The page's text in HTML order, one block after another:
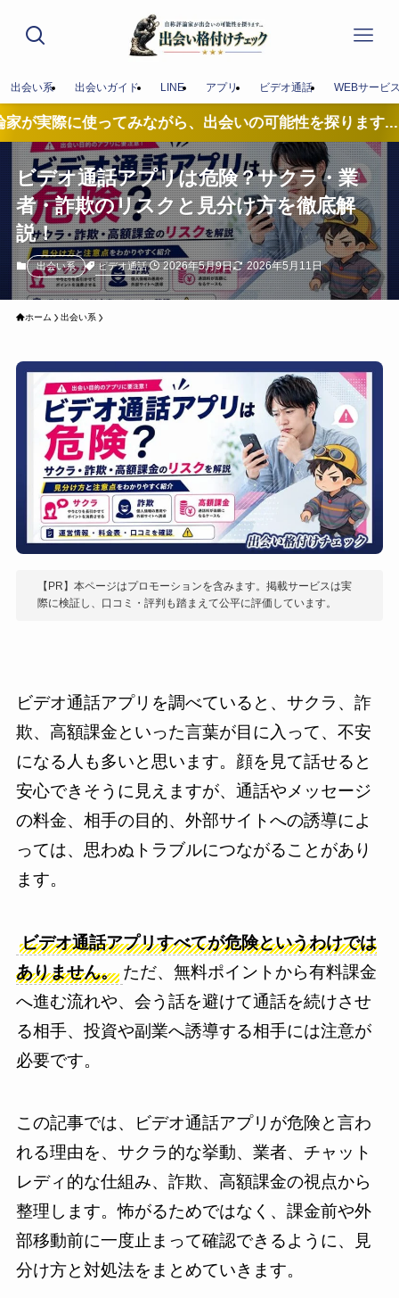
出会い系 出会いガイド LINE アプリ ビデオ通話 WEBサービ
ってみながら、出会いの可能性を探ります...
ビデオ通話アプリは危険？サクラ・業
者・詐欺のリスクと見分け方を徹底解
説！
出会い系 ビデオ通話 2026年5月9日 2026年5月11日
ホーム 出会い系
【PR】本ページはプロモーションを含みます。掲載サービスは実
際に検証し、口コミ・評判も踏まえて公平に評価しています。
ビデオ通話アプリを調べていると、サクラ、詐
欺、高額課金といった言葉が目に入って、不安
になる人も多いと思います。顔を見て話せると
安心できそうに見えますが、通話やメッセージ
の料金、相手の目的、外部サイトへの誘導によ
っては、思わぬトラブルにつながることがあり
ます。
ビデオ通話アプリすべてが危険というわけでは
ありません。 ただ、無料ポイントから有料課金
へ進む流れや、会う話を避けて通話を続けさせ
る相手、投資や副業へ誘導する相手には注意が
必要です。
この記事では、ビデオ通話アプリが危険と言わ
れる理由を、サクラ的な挙動、業者、チャット
レディ的な仕組み、詐欺、高額課金の視点から
整理します。怖がるためではなく、課金前や外
部移動前に一度止まって確認できるように、見
分け方と対処法をまとめていきます。